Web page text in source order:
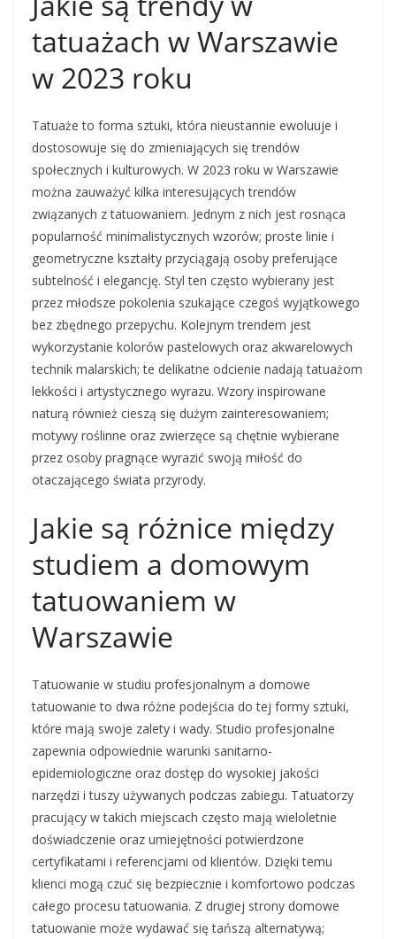
tatuażach w Warszawie
w 2023 roku
Tatuaże to forma sztuki, która nieustannie ewoluuje i
dostosowuje się do zmieniających się trendów
społecznych i kulturowych. W 2023 roku w Warszawie
można zauważyć kilka interesujących trendów
związanych z tatuowaniem. Jednym z nich jest rosnąca
popularność minimalistycznych wzorów; proste linie i
geometryczne kształty przyciągają osoby preferujące
subtelność i elegancję. Styl ten często wybierany jest
przez młodsze pokolenia szukające czegoś wyjątkowego
bez zbędnego przepychu. Kolejnym trendem jest
wykorzystanie kolorów pastelowych oraz akwarelowych
technik malarskich; te delikatne odcienie nadają tatuażom
lekkości i artystycznego wyrazu. Wzory inspirowane
naturą również cieszą się dużym zainteresowaniem;
motywy roślinne oraz zwierzęce są chętnie wybierane
przez osoby pragnące wyrazić swoją miłość do
otaczającego świata przyrody.
Jakie są różnice między
studiem a domowym
tatuowaniem w
Warszawie
Tatuowanie w studiu profesjonalnym a domowe
tatuowanie to dwa różne podejścia do tej formy sztuki,
które mają swoje zalety i wady. Studio profesjonalne
zapewnia odpowiednie warunki sanitarno-
epidemiologiczne oraz dostęp do wysokiej jakości
narzędzi i tuszy używanych podczas zabiegu. Tatuatorzy
pracujący w takich miejscach często mają wieloletnie
doświadczenie oraz umiejętności potwierdzone
certyfikatami i referencjami od klientów. Dzięki temu
klienci mogą czuć się bezpiecznie i komfortowo podczas
całego procesu tatuowania. Z drugiej strony domowe
tatuowanie może wydawać się tańszą alternatywą;